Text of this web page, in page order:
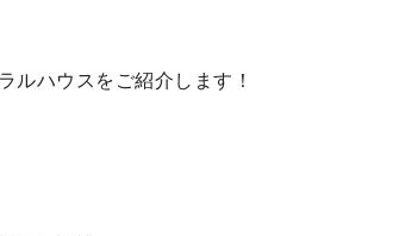
ルハウスをご紹介します！